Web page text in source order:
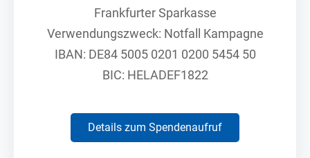
Frankfurter Sparkasse
Verwendungszweck: Notfall Kampagne
IBAN: DE84 5005 0201 0200 5454 50
BIC: HELADEF1822
Details zum Spendenaufruf